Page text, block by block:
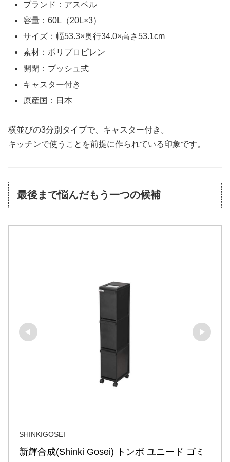
ブランド：アスベル
容量：60L（20L×3）
サイズ：幅53.3×奥行34.0×高さ53.1cm
素材：ポリプロピレン
開閉：プッシュ式
キャスター付き
原産国：日本
横並びの3分別タイプで、キャスター付き。
キッチンで使うことを前提に作られている印象です。
最後まで悩んだもう一つの候補
SHINKIGOSEI
新輝合成(Shinki Gosei) トンボ ユニード ゴミ